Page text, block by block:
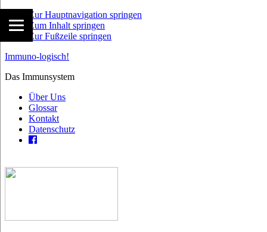
Zur Hauptnavigation springen
Zum Inhalt springen
Zur Fußzeile springen
Immuno-logisch!
Das Immunsystem
Über Uns
Glossar
Kontakt
Datenschutz